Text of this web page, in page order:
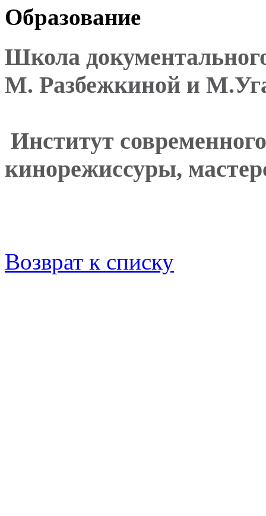
Образование
Школа
М. Разбежкиной и
Институт
кинорежиссуры,
Возврат к списку